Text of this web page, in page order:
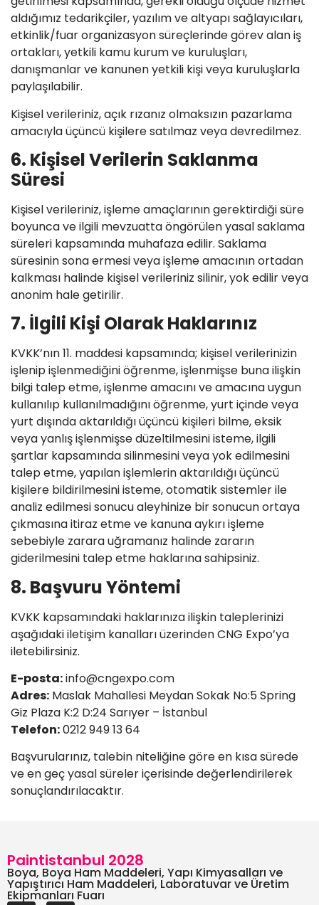
aldığımız tedarikçiler, yazılım ve altyapı sağlayıcıları,
etkinlik/fuar organizasyon süreçlerinde görev alan iş
ortakları, yetkili kamu kurum ve kuruluşları,
danışmanlar ve kanunen yetkili kişi veya kuruluşlarla
paylaşılabilir.
Kişisel verileriniz, açık rızanız olmaksızın pazarlama
amacıyla üçüncü kişilere satılmaz veya devredilmez.
6. Kişisel Verilerin Saklanma
Süresi
Kişisel verileriniz, işleme amaçlarının gerektirdiği süre
boyunca ve ilgili mevzuatta öngörülen yasal saklama
süreleri kapsamında muhafaza edilir. Saklama
süresinin sona ermesi veya işleme amacının ortadan
kalkması halinde kişisel verileriniz silinir, yok edilir veya
anonim hale getirilir.
7. İlgili Kişi Olarak Haklarınız
KVKK’nın 11. maddesi kapsamında; kişisel verilerinizin
işlenip işlenmediğini öğrenme, işlenmişse buna ilişkin
bilgi talep etme, işlenme amacını ve amacına uygun
kullanılıp kullanılmadığını öğrenme, yurt içinde veya
yurt dışında aktarıldığı üçüncü kişileri bilme, eksik
veya yanlış işlenmişse düzeltilmesini isteme, ilgili
şartlar kapsamında silinmesini veya yok edilmesini
talep etme, yapılan işlemlerin aktarıldığı üçüncü
kişilere bildirilmesini isteme, otomatik sistemler ile
analiz edilmesi sonucu aleyhinize bir sonucun ortaya
çıkmasına itiraz etme ve kanuna aykırı işleme
sebebiyle zarara uğramanız halinde zararın
giderilmesini talep etme haklarına sahipsiniz.
8. Başvuru Yöntemi
KVKK kapsamındaki haklarınıza ilişkin taleplerinizi
aşağıdaki iletişim kanalları üzerinden CNG Expo’ya
iletebilirsiniz.
E-posta:info@cngexpo.com
Adres: Maslak Mahallesi Meydan Sokak No:5 Spring
Giz Plaza K:2 D:24 Sarıyer – İstanbul
Telefon:0212 949 13 64
Başvurularınız, talebin niteliğine göre en kısa sürede
ve en geç yasal süreler içerisinde değerlendirilerek
sonuçlandırılacaktır.
Paintistanbul 2028
Boya, Boya Ham Maddeleri, Yapı Kimyasalları ve
Yapıştırıcı Ham Maddeleri, Laboratuvar ve Üretim
Ekipmanları Fuarı